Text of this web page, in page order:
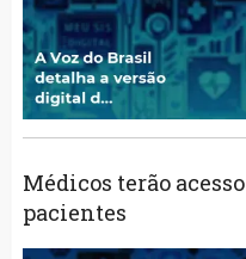
Médicos terão
pacientes